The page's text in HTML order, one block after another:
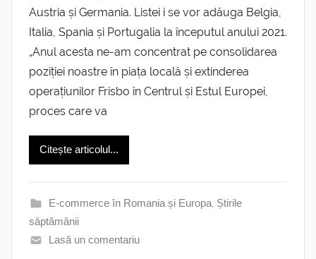
Austria și Germania. Listei i se vor adăuga Belgia,
Italia, Spania și Portugalia la începutul anului 2021.
„Anul acesta ne-am concentrat pe consolidarea
poziției noastre în piața locală și extinderea
operațiunilor Frisbo în Centrul și Estul Europei,
proces care va
Citește articolul...
E-commerce în Romania și Europa, Știrile
săptămânii
Lasă un comentariu